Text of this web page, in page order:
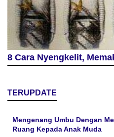
8 Cara Nyengkelit,
TERUPDATE
Mengenang Umbu Dengan
Ruang Kepada Anak Muda